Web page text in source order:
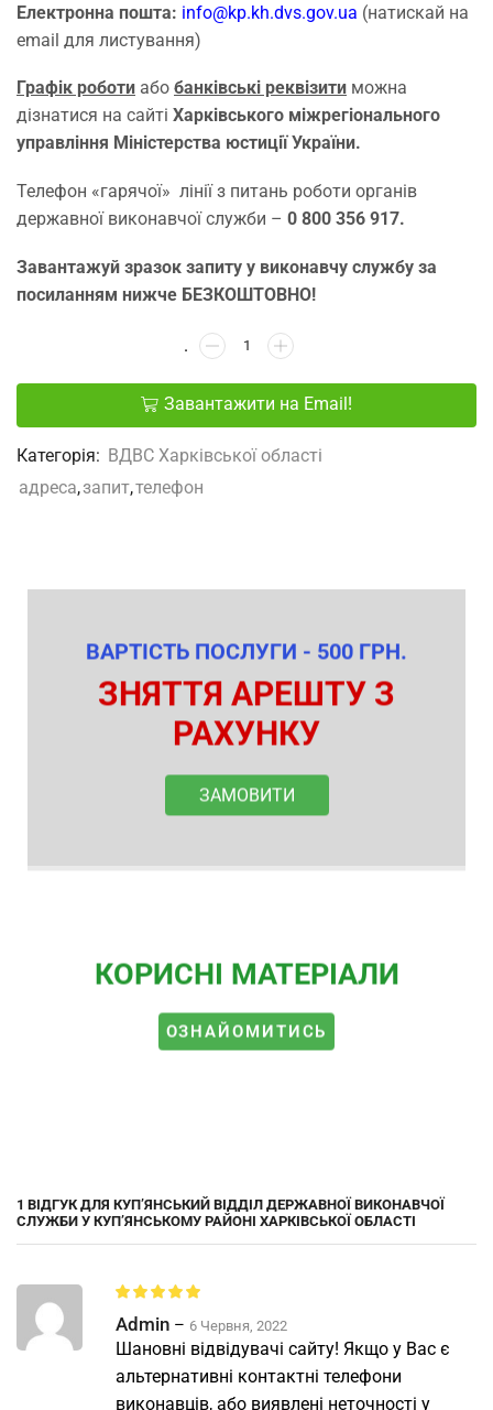
Електронна пошта: info@kp.kh.dvs.gov.ua (натискай на
email для листування)
Графік роботи або банківські реквізити можна
дізнатися на сайті Харківського міжрегіонального
управління Міністерства юстиції України.
Телефон «гарячої» лінії з питань роботи органів
державної виконавчої служби – 0 800 356 917.
Завантажуй зразок запиту у виконавчу службу за
посиланням нижче БЕЗКОШТОВНО!
Завантажити на Email!
Категорія: ВДВС Харківської області
адреса,запит,телефон
ВАРТІСТЬ ПОСЛУГИ - 500 ГРН.
ЗНЯТТЯ АРЕШТУ З
РАХУНКУ
ЗАМОВИТИ
КОРИСНІ МАТЕРІАЛИ
ОЗНАЙОМИТИСЬ
1 ВІДГУК ДЛЯ КУП’ЯНСЬКИЙ ВІДДІЛ ДЕРЖАВНОЇ ВИКОНАВЧОЇ
СЛУЖБИ У КУП’ЯНСЬКОМУ РАЙОНІ ХАРКІВСЬКОЇ ОБЛАСТІ
Admin – 6 Червня, 2022
Шановні відвідувачі сайту! Якщо у Вас є
альтернативні контактні телефони
виконавців, або виявлені неточності у